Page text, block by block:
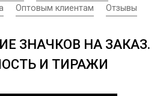
Оптовым клиентам Отзывы
ЗНАЧКОВ НА ЗАКАЗ.
И ТИРАЖИ